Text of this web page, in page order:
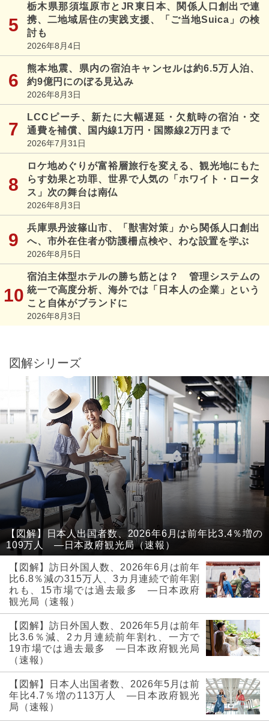
栃木県那須塩原市とJR東日本、関係人口創出で連
携、二地域居住の実践支援、「ご当地Suica」の検
討も
2026年8月4日
熊本地震、県内の宿泊キャンセルは約6.5万人泊、
約9億円にのぼる見込み
2026年8月3日
LCCピーチ、新たに大幅遅延・欠航時の宿泊・交
通費を補償、国内線1万円・国際線2万円まで
2026年7月31日
ロケ地めぐりが富裕層旅行を変える、観光地にもた
らす効果と功罪、世界で人気の「ホワイト・ロータ
ス」次の舞台は南仏
2026年8月3日
兵庫県丹波篠山市、「獣害対策」から関係人口創出
へ、市外在住者が防護柵点検や、わな設置を学ぶ
2026年8月5日
宿泊主体型ホテルの勝ち筋とは？ 管理システムの
統一で高度分析、海外では「日本人の企業」という
こと自体がブランドに
2026年8月3日
図解シリーズ
【図解】日本人出国者数、2026年6月は前年比3.4％増の
109万人 ―日本政府観光局（速報）
【図解】訪日外国人数、2026年6月は前年
比6.8％減の315万人、3カ月連続で前年割
れも、15市場では過去最多 ―日本政府
観光局（速報）
【図解】訪日外国人数、2026年5月は前年
比3.6％減、2カ月連続前年割れ、一方で
19市場では過去最多 ―日本政府観光局
（速報）
【図解】日本人出国者数、2026年5月は前
年比4.7％増の113万人 ―日本政府観光
局（速報）